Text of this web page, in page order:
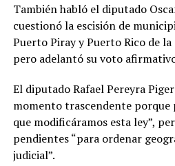
También habló el diputado
cuestionó la escisión de
Puerto Piray y Puerto Rico de
pero adelantó su voto
El diputado Rafael Pereyra
momento trascendente porque
que modificáramos esta ley”,
pendientes “para ordenar
judicial”.